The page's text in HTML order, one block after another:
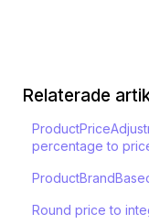
Relaterade
percentage to
Round price to